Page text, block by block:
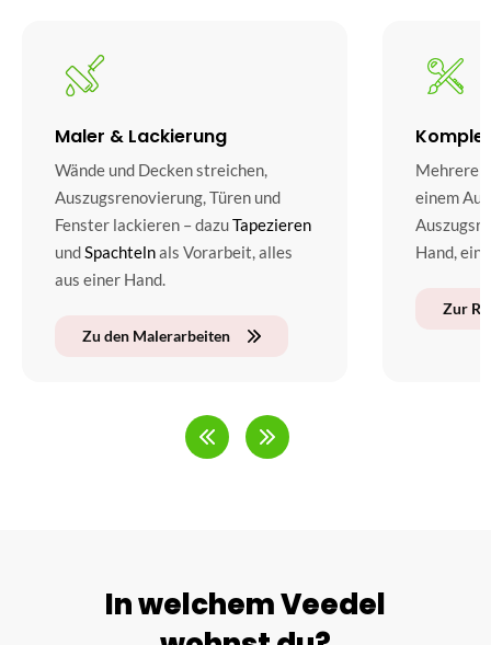
Maler & Lackierung
Wände und Decken streichen,
Auszugsrenovierung, Türen und
Fenster lackieren – dazuTapezieren
undSpachtelnals Vorarbeit, alles
aus einer Hand.
Zu den Malerarbeiten
Mehrere
einem
Hand, ein
Zur
In welchem Veedel